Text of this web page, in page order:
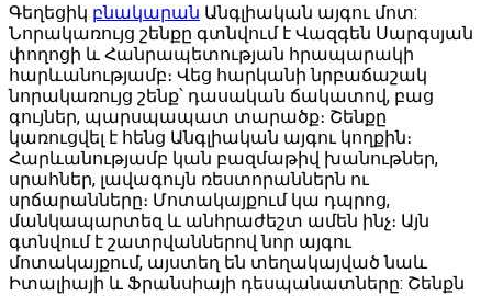
Գեղեցիկ բնակարան Անգլիական այգու մոտ:
Նորակառույց շենքը գտնվում է Վազգեն Սարգսյան
փողոցի և Հանրապետության հրապարակի
հարևանությամբ։ Վեց հարկանի նրբաճաշակ
նորակառույց շենք՝ դասական ճակատով, բաց
գույներ, պարսպապատ տարածք։ Շենքը
կառուցվել է հենց Անգլիական այգու կողքին։
Հարևանությամբ կան բազմաթիվ խանութներ,
սրահներ, լավագույն ռեստորաններն ու
սրճարանները։ Մոտակայքում կա դպրոց,
մանկապարտեզ և անհրաժեշտ ամեն ինչ։ Այն
գտնվում է շատրվաններով նոր այգու
մոտակայքում, այստեղ են տեղակայված նաև
Իտալիայի և Ֆրանսիայի դեսպանատները: Շենքն